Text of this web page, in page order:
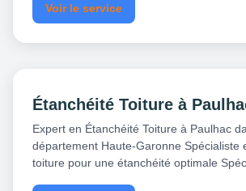
Voir le service
Étanchéité Toiture à
Expert en Étanchéité Toiture à Paulhac
département Haute-Garonne Spécialiste
toiture pour une étanchéité optimale